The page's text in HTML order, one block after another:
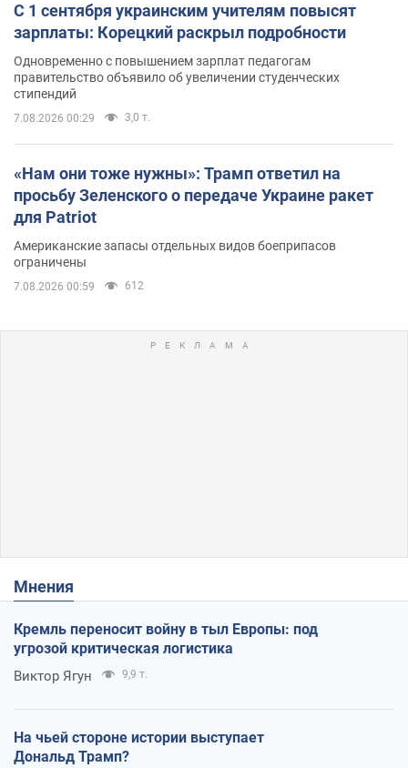
С 1 сентября украинским учителям повысят
зарплаты: Корецкий раскрыл подробности
Одновременно с повышением зарплат педагогам
правительство объявило об увеличении студенческих
стипендий
7.08.2026 00:29 3,0 т.
«Нам они тоже нужны»: Трамп ответил на
просьбу Зеленского о передаче Украине ракет
для Patriot
Американские запасы отдельных видов боеприпасов
ограничены
7.08.2026 00:59 612
Мнения
Кремль переносит войну в тыл Европы: под
угрозой критическая логистика
Виктор Ягун 9,9 т.
На чьей стороне истории выступает
Дональд Трамп?